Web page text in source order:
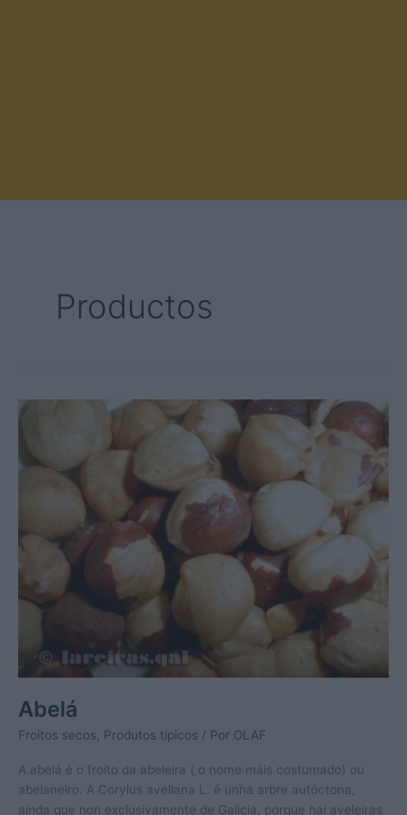
Productos
Abelá
Froitos secos Produtos típicos / Por OLAF
A abelá é o froito da abeleira ( o nome máis costumado) ou
abelaneiro. A Corylus avellana L. é unha arbre autóctona,
aínda que non exclusivamente de Galicia, porque hai aveleiras